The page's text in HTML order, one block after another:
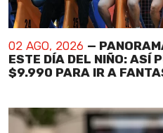
02 AGO, 2026 —
ESTE DÍA DEL NIÑO: ASÍ
$9.990 PARA IR A